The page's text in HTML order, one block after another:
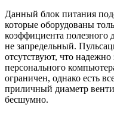
Данный блок питания
которые оборудованы
коэффициента полезного
не запредельный.
отсутствуют, что
персонального
ограничен, однако есть
приличный диаметр
бесшумно.